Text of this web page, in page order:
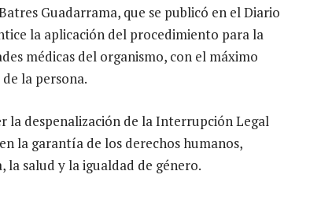
Guadarrama, que se publicó en el Diario
la aplicación del procedimiento para la
médicas del organismo, con el máximo
la persona.
la despenalización de la Interrupción Legal
la garantía de los derechos humanos,
salud y la igualdad de género.